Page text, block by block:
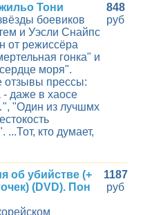
Тони
боевиков
и Уэсли Снайпс
от режиссёра
гонка" и
моря".
отзывы прессы:
даже в хаосе
"Один из лучшмх
...Тот, кто думает,
848
руб
об убийстве (+
(DVD). Пон
1187
руб